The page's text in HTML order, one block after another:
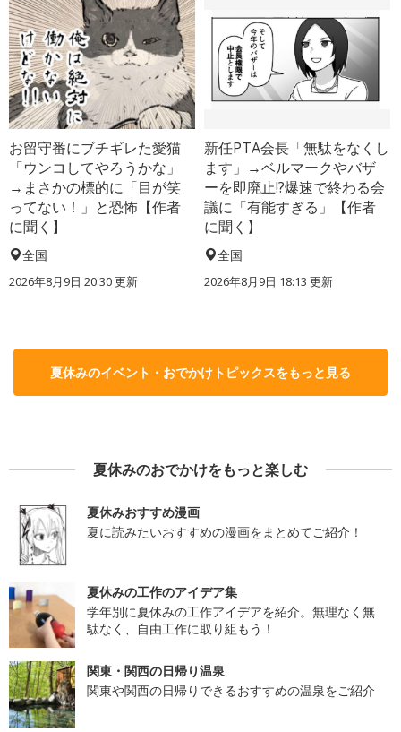
お留守番にブチギレた愛猫
「ウンコしてやろうかな」
→まさかの標的に「目が笑
ってない！」と恐怖【作者
に聞く】
全国
2026年8月9日 20:30更新
新任PTA会長「無駄をなくし
ます」→ベルマークやバザ
ーを即廃止!?爆速で終わる会
議に「有能すぎる」【作者
に聞く】
全国
2026年8月9日 18:13 更新
夏休みのイベント・おでかけトピックスをもっと見る
夏休みのおでかけをもっと楽しむ
夏休みおすすめ漫画
夏に読みたいおすすめの漫画をまとめてご紹介！
夏休みの工作のアイデア集
学年別に夏休みの工作アイデアを紹介。無理なく無
駄なく、自由工作に取り組もう！
関東・関西の日帰り温泉
関東や関西の日帰りできるおすすめの温泉をご紹介